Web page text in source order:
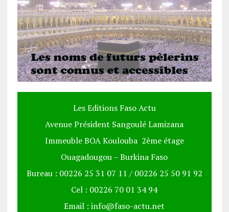
Les Editions Faso Actu
Avenue Président Sangoulé Lamizana
Immeuble BOA Koulouba 2ème étage
Ouagadougou – Burkina Faso
Bureau : 00226 25 31 07 11 / 00226 25 50 91 92
Cel : 00226 70 01 34 94
Email : info@faso-actu.net